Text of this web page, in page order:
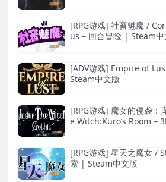
[RPG游戏] 社畜魅魔 /
us – 回合冒险 | Steam中
[ADV游戏] Empire of
Steam中文版
[RPG游戏] 魔女的侵袭
e Witch:Kuro’s Room –
[RPG游戏] 星天之魔女 /
索 | Steam中文版